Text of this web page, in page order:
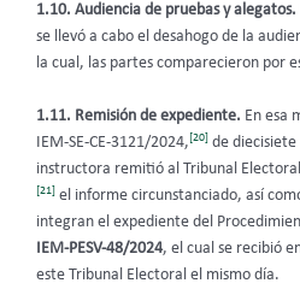
1.10. Audiencia de pruebas y alegatos.
se llevó a cabo el desahogo de la
la cual, las partes comparecieron por
1.11. Remisión de expediente. En esa
IEM-SE-CE-3121/2024,[20] de
instructora remitió al Tribunal
[21] el informe circunstanciado, así
integran el expediente del
IEM-PESV-48/2024, el cual se recibió
este Tribunal Electoral el mismo día.